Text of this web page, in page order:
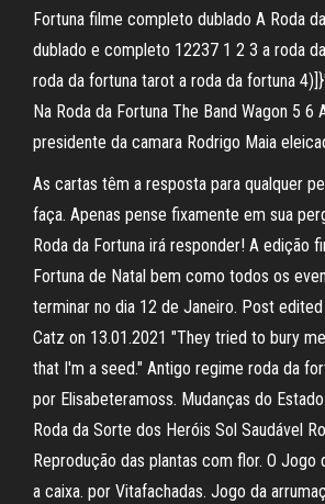
Fortuna filme completo dublado A Roda
dublado e completo 12237 1 2 3 a roda
roda da fortuna tarot a roda da fortuna
Na Roda da Fortuna The Band Wagon 5 6
presidente da camara Rodrigo Maia
As cartas têm a resposta para qualquer
faça. Apenas pense fixamente em sua
Roda da Fortuna irá responder! A edição
Fortuna de Natal bem como todos os
terminar no dia 12 de Janeiro. Post
Catz on 13.01.2021 "They tried to bury
that I'm a seed." Antigo regime roda da
por Elisabeteramoss. Mudanças do
Roda da Sorte dos Heróis Sol Saudável
Reprodução das plantas com flor. O Jogo
a caixa. por Vitafachadas. Jogo da